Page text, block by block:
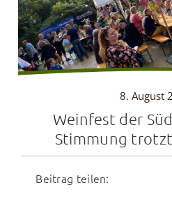
8. August
Weinfest der
Stimmung
Beitrag teilen: